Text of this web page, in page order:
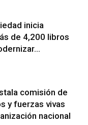
inicia
de 4,200 libros
comisión de
y fuerzas vivas
nacional